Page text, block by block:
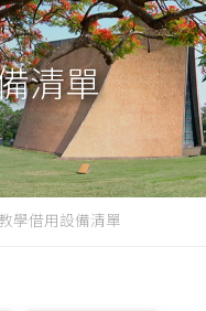
清單
學借用設備清單